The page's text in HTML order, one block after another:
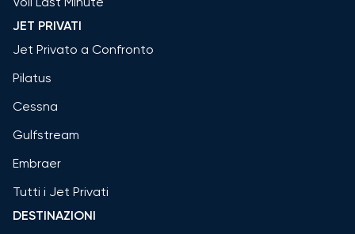
JET PRIVATI
Jet Privato a Confronto
Pilatus
Cessna
Gulfstream
Embraer
Tutti i Jet Privati
DESTINAZIONI